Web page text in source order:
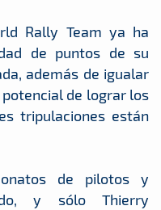
Rally Team ya ha
de puntos de su
además de igualar
de lograr los
tripulaciones están
de pilotos y
y sólo Thierry